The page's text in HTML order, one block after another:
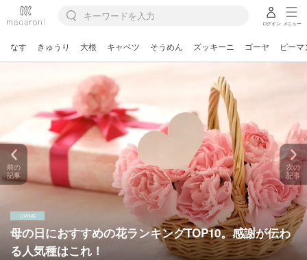
ログイン メニュー
なす きゅうり 大根 キャベツ そうめん ズッキーニ ゴーヤ ピーマ
母の日におすすめの花ランキングTOP10。感謝が伝わ
る人気種はこれ！
前の
記事
次の
記事